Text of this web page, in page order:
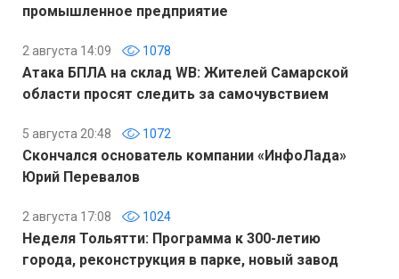
промышленное предприятие
2 августа 14:09 1078
Атака БПЛА на склад WB: Жителей Самарской
области просят следить за самочувствием
5 августа 20:48 1072
Скончался основатель компании «ИнфоЛада»
Юрий Перевалов
2 августа 17:08 1024
Неделя Тольятти: Программа к 300-летию
города, реконструкция в парке, новый завод